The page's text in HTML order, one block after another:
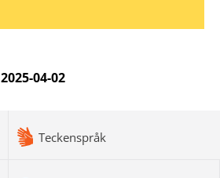
2025-04-02
Teckenspråk